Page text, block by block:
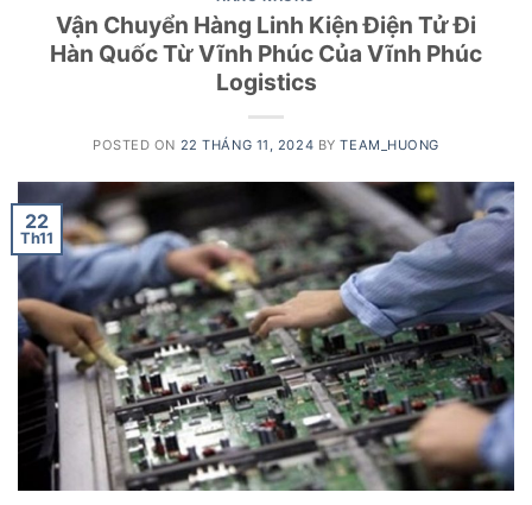
Vận Chuyển Hàng Linh Kiện Điện Tử Đi
Hàn Quốc Từ Vĩnh Phúc Của Vĩnh Phúc
Logistics
POSTED ON 22 THÁNG 11, 2024 BYTEAM_HUONG
22
Th11